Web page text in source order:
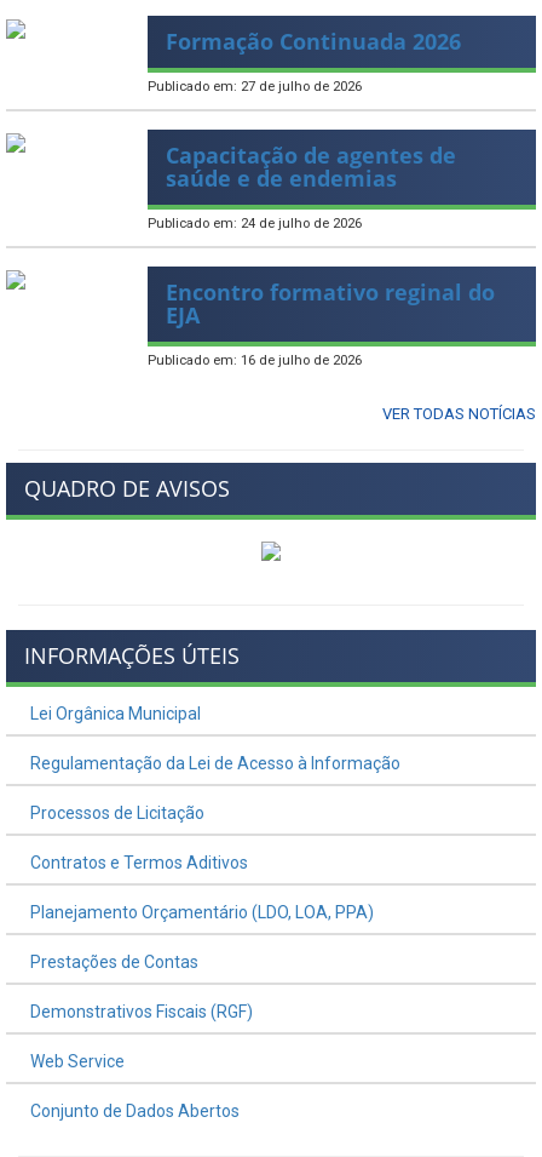
Formação Continuada 2026
Publicado em: 27 de julho de 2026
Capacitação de agentes de
saúde e de endemias
Publicado em: 24 de julho de 2026
Encontro formativo reginal do
EJA
Publicado em: 16 de julho de 2026
VER TODAS NOTÍCIAS
QUADRO DE AVISOS
INFORMAÇÕES ÚTEIS
Lei Orgânica Municipal
Regulamentação da Lei de Acesso à Informação
Processos de Licitação
Contratos e Termos Aditivos
Planejamento Orçamentário (LDO, LOA, PPA)
Prestações de Contas
Demonstrativos Fiscais (RGF)
Web Service
Conjunto de Dados Abertos